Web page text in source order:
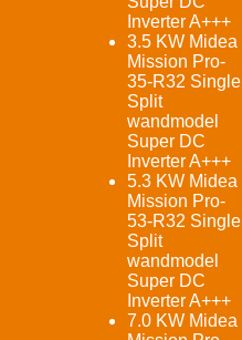
Inverter A+++
3.5 KW Midea
Mission Pro-
35-R32 Single
Split
wandmodel
Super DC
Inverter A+++
5.3 KW Midea
Mission Pro-
53-R32 Single
Split
wandmodel
Super DC
Inverter A+++
7.0 KW Midea